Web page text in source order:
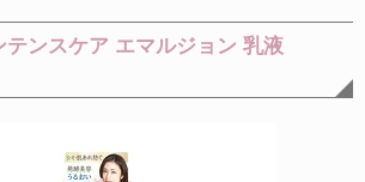
テンスケア エマルジョン 乳液